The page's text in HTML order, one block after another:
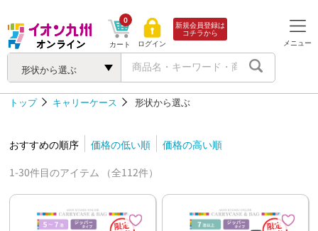
形状から選ぶ
カート
0
ログイン
新規会員登録は
コチラから
メニュー
トップ キャリーケース 形状から選ぶ
おすすめの順序 価格の低い順
価格の高い順
1-30件目のアイテム （全112件）